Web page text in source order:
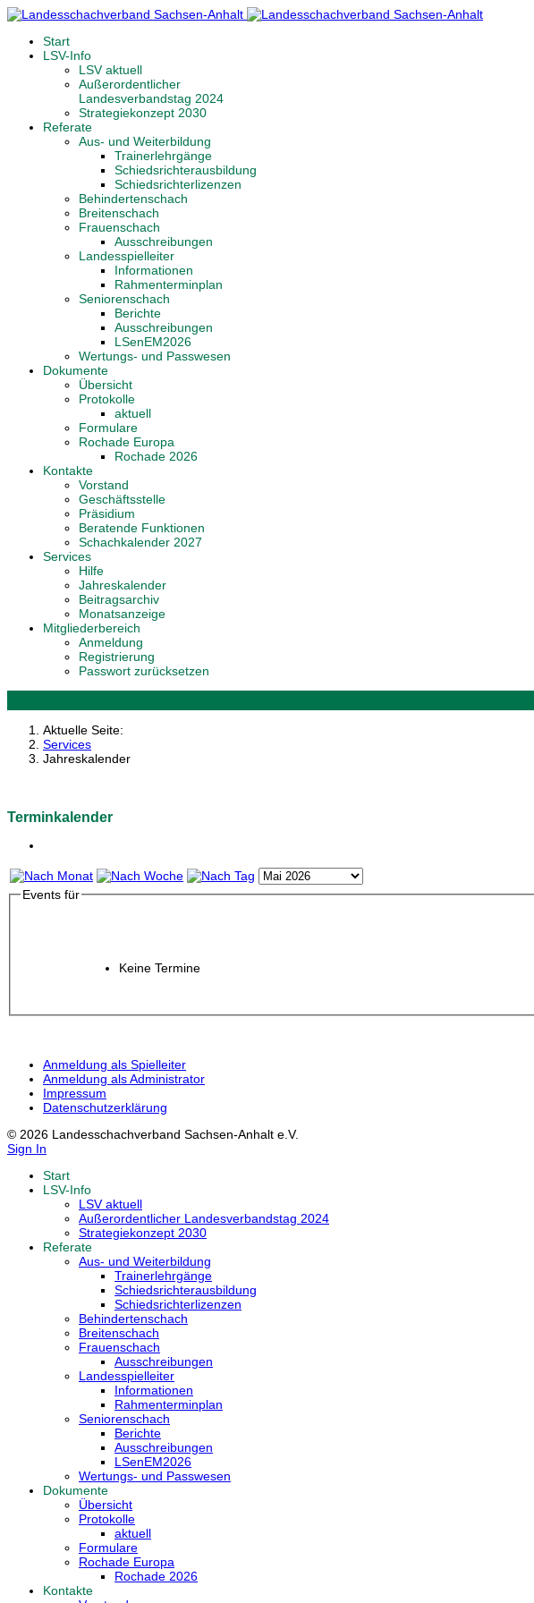
Start
LSV-Info
LSV aktuell
Außerordentlicher
Landesverbandstag 2024
Strategiekonzept 2030
Referate
Aus- und Weiterbildung
Trainerlehrgänge
Schiedsrichterausbildung
Schiedsrichterlizenzen
Behindertenschach
Breitenschach
Frauenschach
Ausschreibungen
Landesspielleiter
Informationen
Rahmenterminplan
Seniorenschach
Berichte
Ausschreibungen
LSenEM2026
Wertungs- und Passwesen
Dokumente
Übersicht
Protokolle
aktuell
Formulare
Rochade Europa
Rochade 2026
Kontakte
Vorstand
Geschäftsstelle
Präsidium
Beratende Funktionen
Schachkalender 2027
Services
Hilfe
Jahreskalender
Beitragsarchiv
Monatsanzeige
Mitgliederbereich
Anmeldung
Registrierung
Passwort zurücksetzen
Aktuelle Seite:
Services
Jahreskalender
Terminkalender
Events für
Keine Termine
Anmeldung als Spielleiter
Anmeldung als Administrator
Impressum
Datenschutzerklärung
© 2026 Landesschachverband Sachsen-Anhalt e.V.
Sign In
Start
LSV-Info
LSV aktuell
Außerordentlicher Landesverbandstag 2024
Strategiekonzept 2030
Referate
Aus- und Weiterbildung
Trainerlehrgänge
Schiedsrichterausbildung
Schiedsrichterlizenzen
Behindertenschach
Breitenschach
Frauenschach
Ausschreibungen
Landesspielleiter
Informationen
Rahmenterminplan
Seniorenschach
Berichte
Ausschreibungen
LSenEM2026
Wertungs- und Passwesen
Dokumente
Übersicht
Protokolle
aktuell
Formulare
Rochade Europa
Rochade 2026
Kontakte